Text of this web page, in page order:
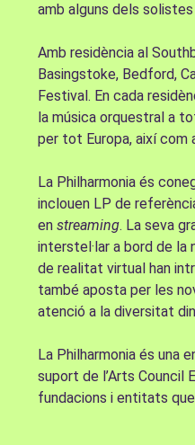
amb alguns dels
Amb residència al
Basingstoke, Bedford,
Festival. En cada
la música orquestral a
per tot Europa, així com
La Philharmonia és
inclouen LP de
en streaming. La seva
interstel·lar a bord de la
de realitat virtual han
també aposta per les
atenció a la diversitat
La Philharmonia és una
suport de l’Arts Council
fundacions i entitats